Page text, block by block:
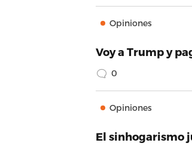
Opiniones
Voy a Trump y
0
Opiniones
El sinhogarismo